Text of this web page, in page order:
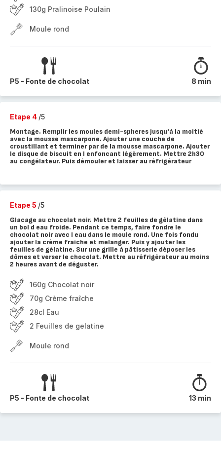
130g Pralinoise Poulain
Moule rond
P5 - Fonte de chocolat 8 min
Etape 4 /5
Montage. Remplir les moules demi-spheres jusqu'à la moitié
avec la mousse mascarpone. Ajouter une couche de
croustillant et terminer par de la mousse mascarpone. Ajouter
le disque de biscuit en l enfoncant légèrement. Mettre 2h30
au congélateur. Puis démouler et laisser au réfrigérateur
Etape 5 /5
Glacage au chocolat noir. Mettre 2 feuilles de gélatine dans
un bol d eau froide. Pendant ce temps, faire fondre le
chocolat noir avec l eau dans le moule rond. Une fois fondu
ajouter la crème fraiche et melanger. Puis y ajouter les
feuilles de gélatine. Sur une grille à pâtisserie déposer les
dômes et verser le chocolat. Mettre au réfrigérateur au moins
2 heures avant de déguster.
160g Chocolat noir
70g Crème fraîche
28cl Eau
2 Feuilles de gelatine
Moule rond
P5 - Fonte de chocolat 13 min